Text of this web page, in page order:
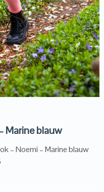
Marine blauw
– Noemi – Marine blauw